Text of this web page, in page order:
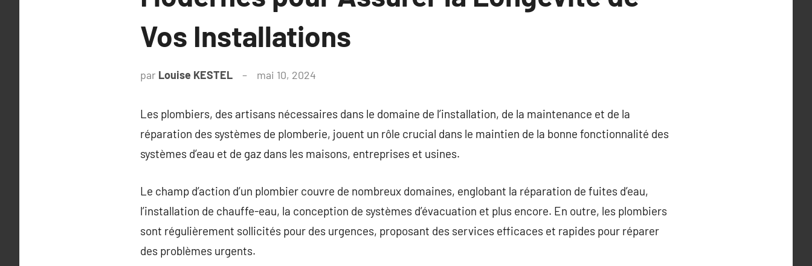
Vos Installations
par Louise KESTEL mai 10, 2024
Les plombiers, des artisans nécessaires dans le domaine de l’installation, de la maintenance et de la
réparation des systèmes de plomberie, jouent un rôle crucial dans le maintien de la bonne fonctionnalité des
systèmes d’eau et de gaz dans les maisons, entreprises et usines.
Le champ d’action d’un plombier couvre de nombreux domaines, englobant la réparation de fuites d’eau,
l’installation de chauffe-eau, la conception de systèmes d’évacuation et plus encore. En outre, les plombiers
sont régulièrement sollicités pour des urgences, proposant des services efficaces et rapides pour réparer
des problèmes urgents.